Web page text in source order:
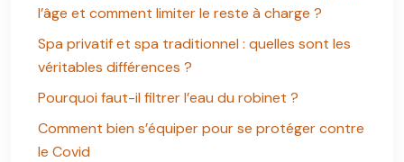
l’âge et comment limiter le reste à charge ?
Spa privatif et spa traditionnel : quelles sont les
véritables différences ?
Pourquoi faut-il filtrer l’eau du robinet ?
Comment bien s’équiper pour se protéger contre
le Covid